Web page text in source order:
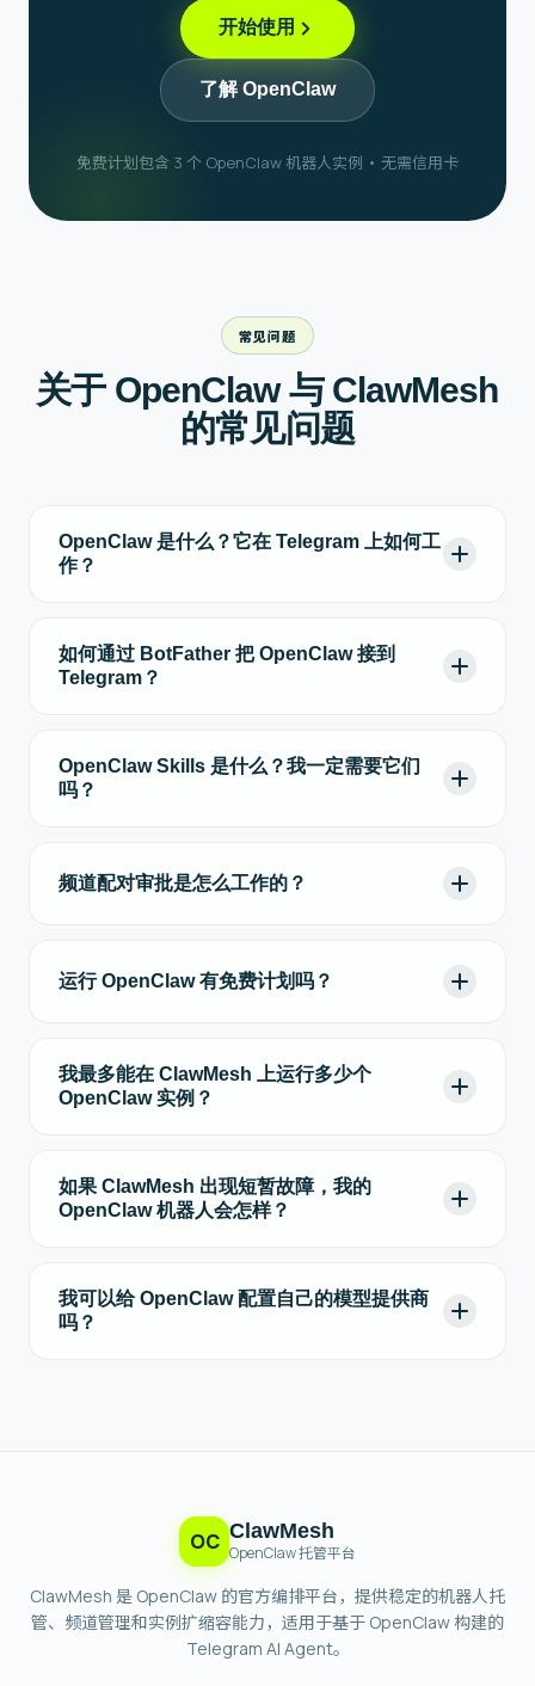
开始使用
了解 OpenClaw
免费计划包含 3 个 OpenClaw 机器人实例 • 无需信用卡
常见问题
关于 OpenClaw 与 ClawMesh
的常见问题
OpenClaw 是什么？它在 Telegram 上如何工
作？
如何通过 BotFather 把 OpenClaw 接到
Telegram？
OpenClaw Skills 是什么？我一定需要它们
吗？
频道配对审批是怎么工作的？
运行 OpenClaw 有免费计划吗？
我最多能在 ClawMesh 上运行多少个
OpenClaw 实例？
如果 ClawMesh 出现短暂故障，我的
OpenClaw 机器人会怎样？
我可以给 OpenClaw 配置自己的模型提供商
吗？
OC ClawMesh
OpenClaw 托管平台
ClawMesh 是 OpenClaw 的官方编排平台，提供稳定的机器人托
管、频道管理和实例扩缩容能力，适用于基于 OpenClaw 构建的
Telegram AI Agent。